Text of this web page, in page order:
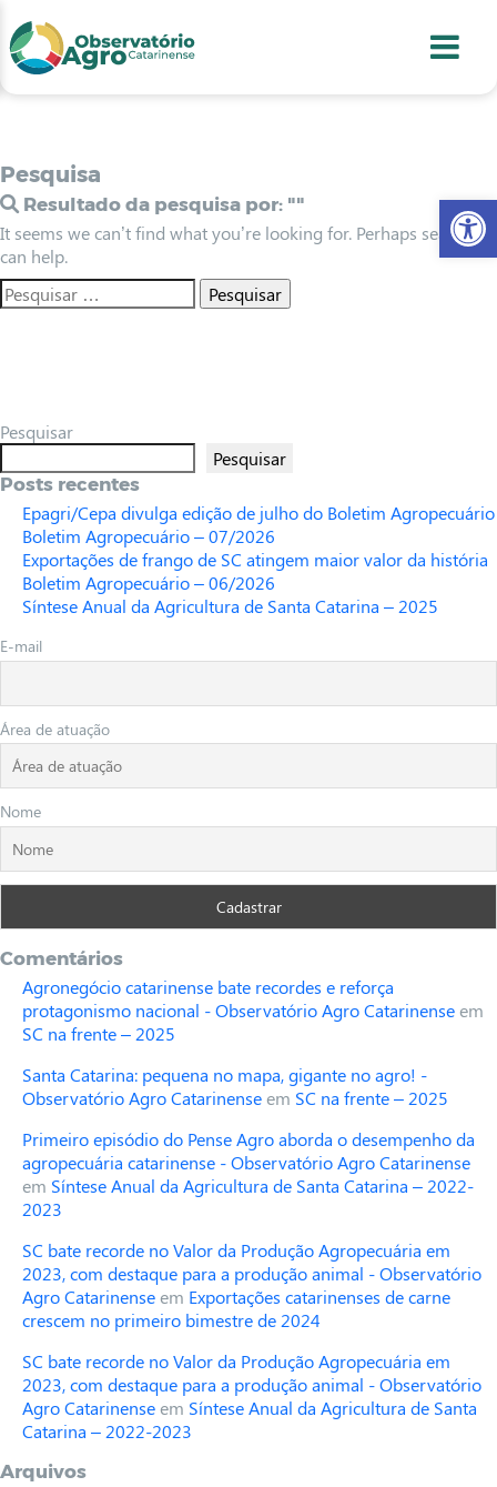
2
3
4
Pesquisa
Resultado da pesquisa por: ""
It seems we can’t find what you’re looking for. Perhaps searching
can help.
Pesquisar
Pesquisar
Posts recentes
Epagri/Cepa divulga edição de julho do Boletim Agropecuário
Boletim Agropecuário – 07/2026
Exportações de frango de SC atingem maior valor da história
Boletim Agropecuário – 06/2026
Síntese Anual da Agricultura de Santa Catarina – 2025
E-mail
Área de atuação
Nome
Comentários
Agronegócio catarinense bate recordes e reforça
protagonismo nacional - Observatório Agro Catarinenseem
SC na frente – 2025
Santa Catarina: pequena no mapa, gigante no agro! -
Observatório Agro Catarinenseem SC na frente – 2025
Primeiro episódio do Pense Agro aborda o desempenho da
agropecuária catarinense - Observatório Agro Catarinense
em Síntese Anual da Agricultura de Santa Catarina – 2022-
2023
SC bate recorde no Valor da Produção Agropecuária em
2023, com destaque para a produção animal - Observatório
Agro Catarinenseem Exportações catarinenses de carne
crescem no primeiro bimestre de 2024
SC bate recorde no Valor da Produção Agropecuária em
2023, com destaque para a produção animal - Observatório
Agro Catarinenseem Síntese Anual da Agricultura de Santa
Catarina – 2022-2023
Arquivos